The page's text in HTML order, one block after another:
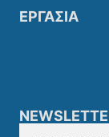
ΕΡΓΑΣΙΑ